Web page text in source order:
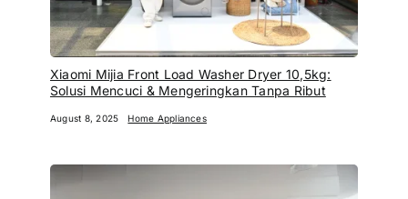
Xiaomi Mijia Front Load Washer Dryer 10,5kg:
Solusi Mencuci & Mengeringkan Tanpa Ribut
August 8, 2025 Home Appliances